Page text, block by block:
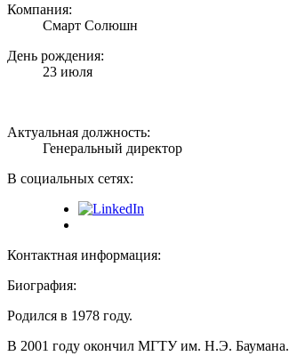
Компания:
Смарт Солюшн
День рождения:
23 июля
Актуальная должность:
Генеральный директор
В социальных сетях:
Контактная информация:
Биография:
Родился в 1978 году.
В 2001 году окончил МГТУ им. Н.Э. Баумана.